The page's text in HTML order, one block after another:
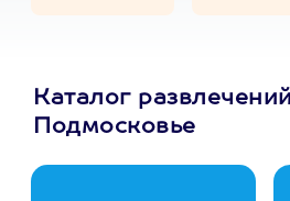
Каталог
Подмосковье